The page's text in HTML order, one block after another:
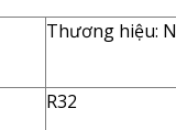
Thương hiệu:
R32